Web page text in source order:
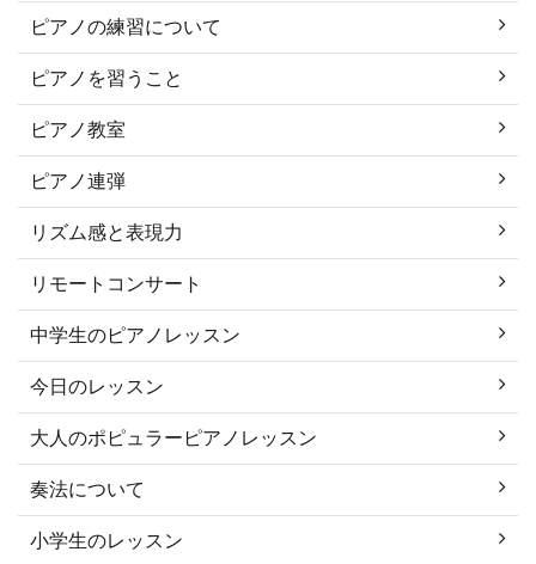
ピアノの練習について
ピアノを習うこと
ピアノ教室
ピアノ連弾
リズム感と表現力
リモートコンサート
中学生のピアノレッスン
今日のレッスン
大人のポピュラーピアノレッスン
奏法について
小学生のレッスン